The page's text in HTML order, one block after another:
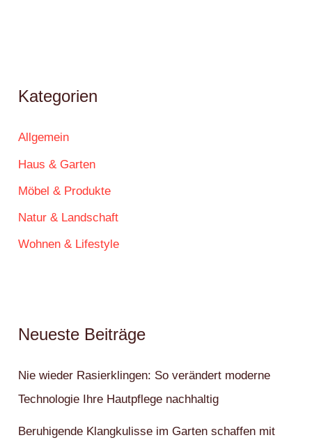
Kategorien
Allgemein
Haus & Garten
Möbel & Produkte
Natur & Landschaft
Wohnen & Lifestyle
Neueste Beiträge
Nie wieder Rasierklingen: So verändert moderne
Technologie Ihre Hautpflege nachhaltig
Beruhigende Klangkulisse im Garten schaffen mit